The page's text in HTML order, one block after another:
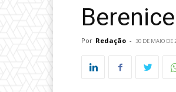
Por Redação - 30 DE MAIO DE